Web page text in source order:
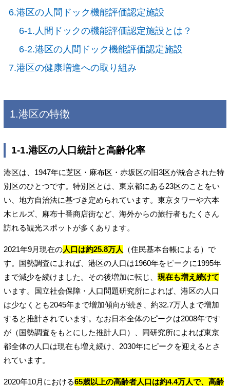
6.港区の人間ドック機能評価認定施設
6-1.人間ドックの機能評価認定施設とは？
6-2.港区の人間ドック機能評価認定施設
7.港区の健康増進への取り組み
1.港区の特徴
1-1.港区の人口統計と高齢化率
港区は、1947年に芝区・麻布区・赤坂区の旧3区が統合された特
別区のひとつです。特別区とは、東京都にある23区のことをい
い、地方自治法に基づき定められています。東京タワーや六本
木ヒルズ、麻布十番商店街など、海外からの旅行者もたくさん
訪れる観光スポットが多くあります。
2021年9月現在の人口は約25.8万人
（住民基本台帳による）で
す。国勢調査によれば、港区の人口は1960年をピークに1995年
まで減少を続けました。その後増加に転じ、 現在も増え続けて
います。国立社会保障・人口問題研究所によれば、港区の人口
は少なくとも2045年まで増加傾向が続き、約32.7万人まで増加
すると推計されています。なお日本全体のピークは2008年です
が（国勢調査をもとにした推計人口）、同研究所によれば東京
都全体の人口は現在も増え続け、2030年にピークを迎えるとさ
れています。
2020年10月における65歳以上の高齢者人口は約4.4万人で、高齢